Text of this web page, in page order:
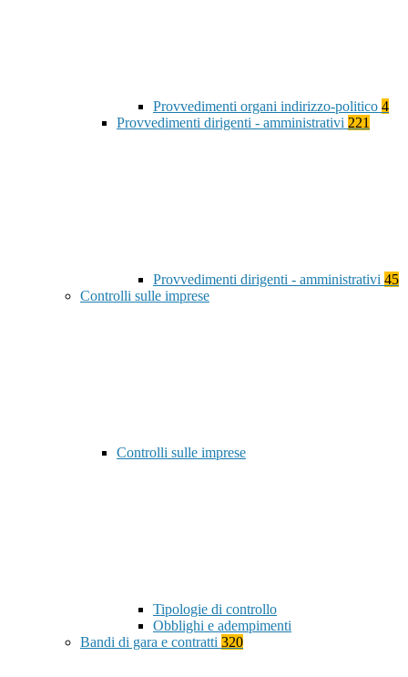
Provvedimenti organi indirizzo-politico 4
Provvedimenti dirigenti - amministrativi 221
Provvedimenti dirigenti - amministrativi 45
Controlli sulle imprese
Controlli sulle imprese
Tipologie di controllo
Obblighi e adempimenti
Bandi di gara e contratti 320